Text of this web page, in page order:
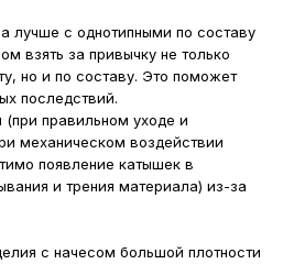
лучше с однотипными по составу
взять за привычку не только
но и по составу. Это поможет
последствий.
правильном уходе и
механическом воздействии
появление катышек в
и трения материала) из-за
с начесом большой плотности